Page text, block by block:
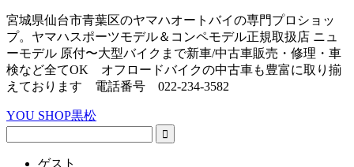
宮城県仙台市青葉区のヤマハオートバイの専門プロショッ
プ。ヤマハスポーツモデル＆コンペモデル正規取扱店 ニュ
ーモデル 原付〜大型バイクまで新車/中古車販売・修理・車
検など全てOK オフロードバイクの中古車も豊富に取り揃
えております 電話番号 022-234-3582
YOU SHOP黒松
ゲスト